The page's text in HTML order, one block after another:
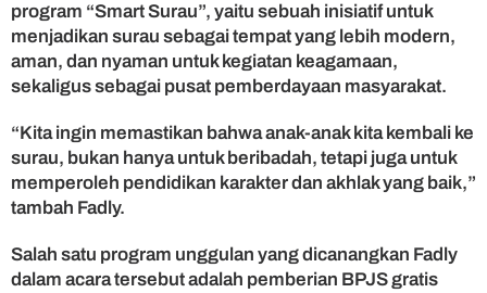
P
J
S
a
t
i
s
program “Smart Surau”, yaitu sebuah inisiatif untuk
menjadikan surau sebagai tempat yang lebih modern,
aman, dan nyaman untuk kegiatan keagamaan,
sekaligus sebagai pusat pemberdayaan masyarakat.
“Kita ingin memastikan bahwa anak-anak kita kembali ke
surau, bukan hanya untuk beribadah, tetapi juga untuk
memperoleh pendidikan karakter dan akhlak yang baik,”
tambah Fadly.
Salah satu program unggulan yang dicanangkan Fadly
dalam acara tersebut adalah pemberian BPJS gratis